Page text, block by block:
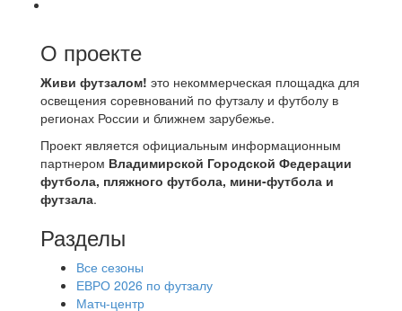
О проекте
Живи футзалом! это некоммерческая площадка для
освещения соревнований по футзалу и футболу в
регионах России и ближнем зарубежье.
Проект является официальным информационным
партнером Владимирской Городской Федерации
футбола, пляжного футбола, мини-футбола и
футзала.
Разделы
Все сезоны
ЕВРО 2026 по футзалу
Матч-центр